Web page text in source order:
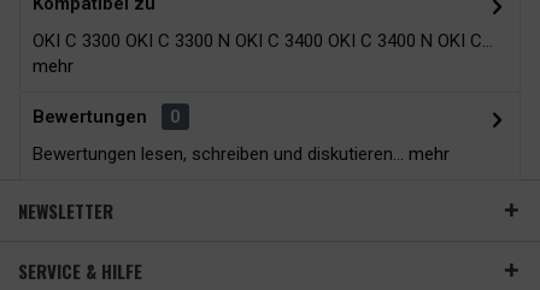
OKI C 3300 OKI C 3300 N OKI C 3400 OKI C 3400 N OKI C...
mehr
Bewertungen
0
Bewertungen lesen, schreiben und diskutieren... mehr
NEWSLETTER
SERVICE & HILFE